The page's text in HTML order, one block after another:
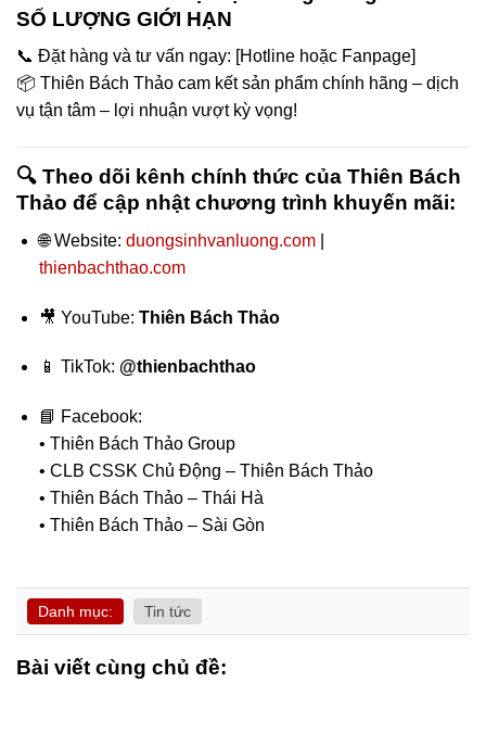
SỐ LƯỢNG GIỚI HẠN
📞 Đặt hàng và tư vấn ngay: [Hotline hoặc Fanpage]
📦 Thiên Bách Thảo cam kết sản phẩm chính hãng – dịch
vụ tận tâm – lợi nhuận vượt kỳ vọng!
🔍 Theo dõi kênh chính thức của Thiên Bách
Thảo để cập nhật chương trình khuyến mãi:
🌐 Website: duongsinhvanluong.com|
thienbachthao.com
🎥 YouTube: Thiên Bách Thảo
📱 TikTok: @thienbachthao
📘 Facebook:
• Thiên Bách Thảo Group
• CLB CSSK Chủ Động – Thiên Bách Thảo
• Thiên Bách Thảo – Thái Hà
• Thiên Bách Thảo – Sài Gòn
Danh mục: Tin tức
Bài viết cùng chủ đề: